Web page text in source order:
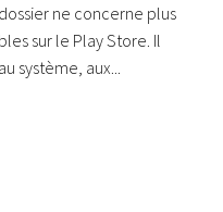
ne concerne plus
sur le Play Store. Il
système, aux...